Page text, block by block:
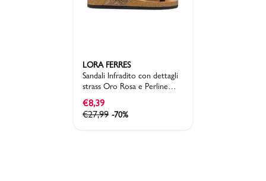
LORA FERRES
Sandali Infradito con dettagli
strass Oro Rosa e Perline
Lora Ferres
€8,39
€27,99 -70%